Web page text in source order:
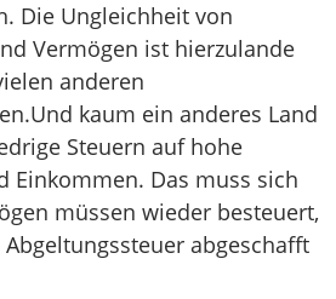
Die Ungleichheit von
Vermögen ist hierzulande
anderen
kaum ein anderes Land
Steuern auf hohe
Einkommen. Das muss sich
müssen wieder besteuert,
abgeschafft